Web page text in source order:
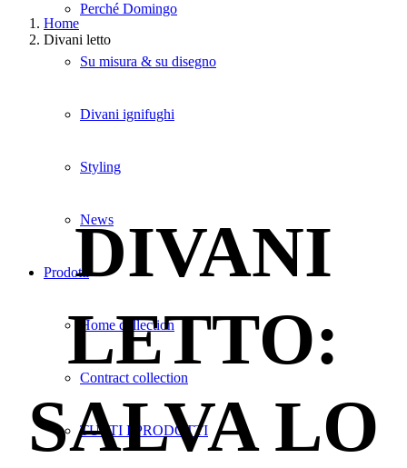
Perché Domingo
Su misura & su disegno
Divani ignifughi
Styling
News
Prodotti
Home collection
Contract collection
TUTTI I PRODOTTI
Home
Divani letto
DIVANI
LETTO:
SALVA LO